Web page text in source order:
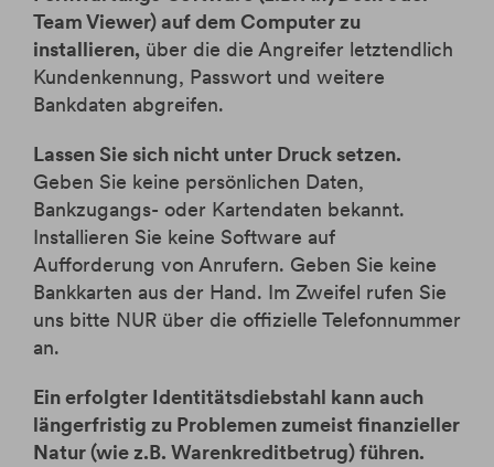
Team Viewer) auf dem Computer zu
installieren, über die die Angreifer letztendlich
Kundenkennung, Passwort und weitere
Bankdaten abgreifen.
Lassen Sie sich nicht unter Druck setzen.
Geben Sie keine persönlichen Daten,
Bankzugangs- oder Kartendaten bekannt.
Installieren Sie keine Software auf
Aufforderung von Anrufern. Geben Sie keine
Bankkarten aus der Hand. Im Zweifel rufen Sie
uns bitte NUR über die offizielle Telefonnummer
an.
Ein erfolgter Identitätsdiebstahl kann auch
längerfristig zu Problemen zumeist finanzieller
Natur (wie z.B. Warenkreditbetrug) führen.